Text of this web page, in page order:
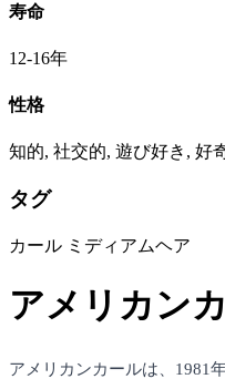
寿命
12-16年
性格
知的, 社交的, 遊び好き, 好
タグ
カール ミディアムヘア
アメリカン
アメリカンカールは、1981